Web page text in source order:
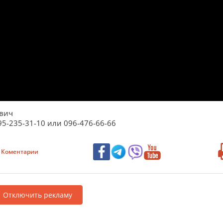
235-31-10 или 096-476-66-66
Коментарии
Отключить рекламу